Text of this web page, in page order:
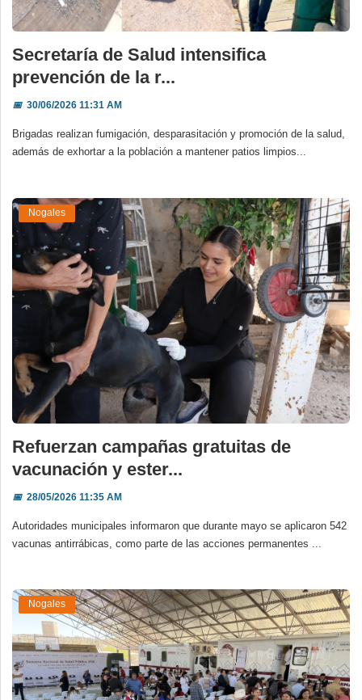
Secretaría de Salud intensifica
prevención de la r...
📅30/06/2026 11:31 AM
Brigadas realizan fumigación, desparasitación y promoción de la salud,
además de exhortar a la población a mantener patios limpios...
Nogales
Refuerzan campañas gratuitas de
vacunación y ester...
📅28/05/2026 11:35 AM
Autoridades municipales informaron que durante mayo se aplicaron 542
vacunas antirrábicas, como parte de las acciones permanentes ...
Nogales